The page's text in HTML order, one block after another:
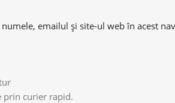
numele, emailul și site-ul web în acest
prin curier rapid.